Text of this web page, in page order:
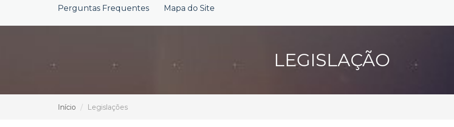
Perguntas Frequentes Mapa do Site
LEGISLAÇÃO
Início Legislações